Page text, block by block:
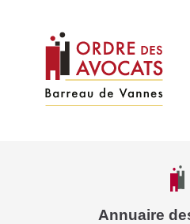
Annuaire